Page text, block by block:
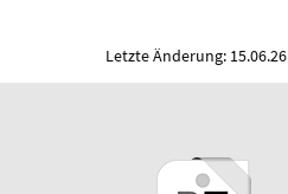
Letzte Änderung: 15.06.26